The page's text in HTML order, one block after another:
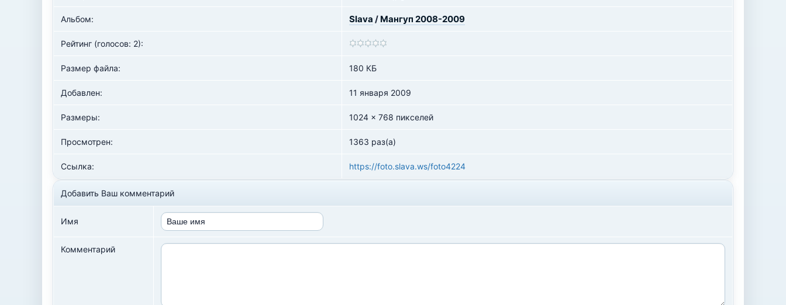
Альбом: Slava / Мангуп 2008-2009
Рейтинг (голосов: 2):
Размер файла: 180 КБ
Добавлен: 11 января 2009
Размеры: 1024 x 768 пикселей
Просмотрен: 1363 раз(а)
Ссылка: https://foto.slava.ws/foto4224
Добавить Ваш комментарий
Имя
Комментарий